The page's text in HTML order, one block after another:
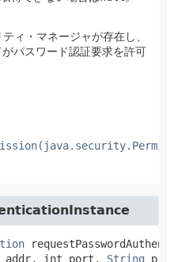
ィ・マネージャが存在し、
がパスワード認証要求を許可
addr, int port, String